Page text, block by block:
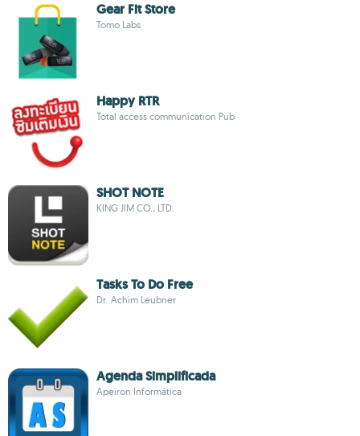
Gear Fit Store
Tomo Labs
Happy RTR
Total access communication Pub
SHOT NOTE
KING JIM CO., LTD.
Tasks To Do Free
Dr. Achim Leubner
Agenda Simplificada
Apeiron Informática